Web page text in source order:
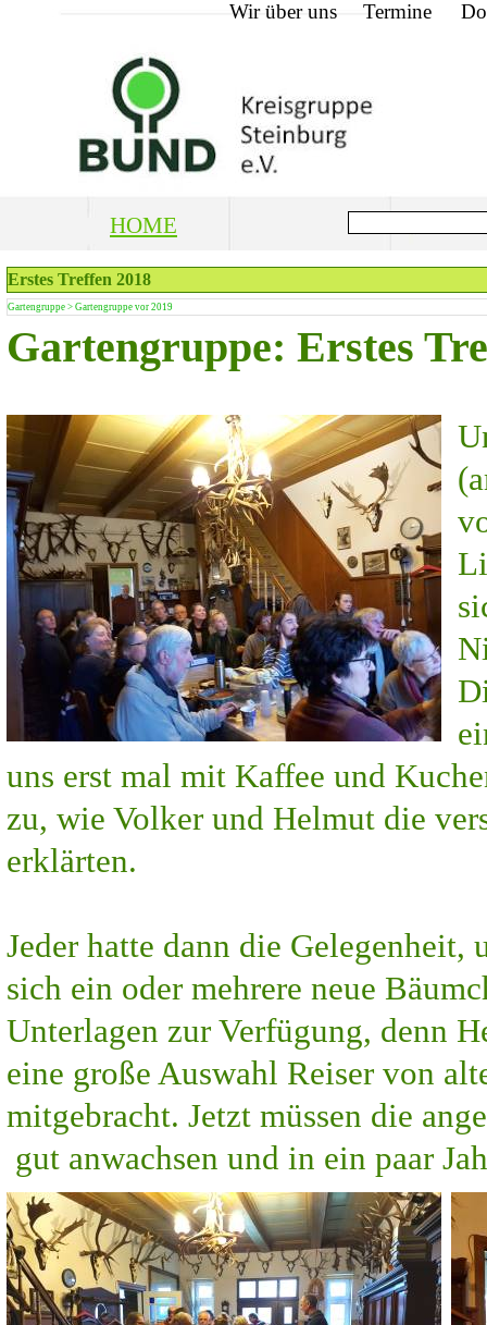
HOME
Termine
Wir über uns
Erstes Treffen 2018
Gartengruppe > Gartengruppe vor 2019
Gartengruppe: Erstes
(
uns erst mal mit Kaffee und
zu, wie Volker und Helmut die
erklärten.
Jeder hatte dann die Gelegenheit,
sich ein oder mehrere neue
Unterlagen zur Verfügung, denn
eine große Auswahl Reiser von
mitgebracht. Jetzt müssen die
gut anwachsen und in ein paar